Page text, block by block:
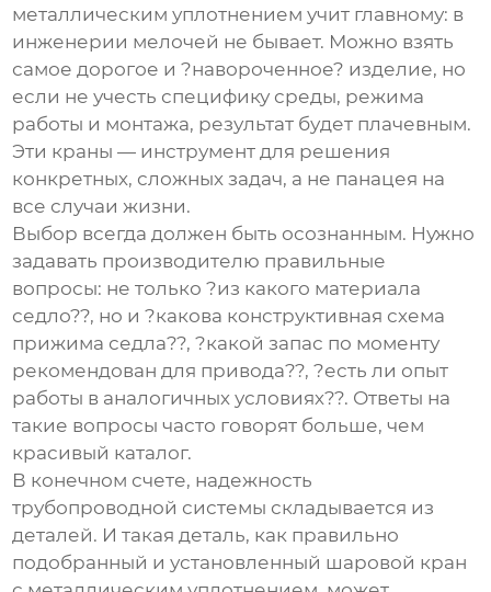
металлическим уплотнением учит главному: в
инженерии мелочей не бывает. Можно взять
самое дорогое и ?навороченное? изделие, но
если не учесть специфику среды, режима
работы и монтажа, результат будет плачевным.
Эти краны — инструмент для решения
конкретных, сложных задач, а не панацея на
все случаи жизни.
Выбор всегда должен быть осознанным. Нужно
задавать производителю правильные
вопросы: не только ?из какого материала
седло??, но и ?какова конструктивная схема
прижима седла??, ?какой запас по моменту
рекомендован для привода??, ?есть ли опыт
работы в аналогичных условиях??. Ответы на
такие вопросы часто говорят больше, чем
красивый каталог.
В конечном счете, надежность
трубопроводной системы складывается из
деталей. И такая деталь, как правильно
подобранный и установленный шаровой кран